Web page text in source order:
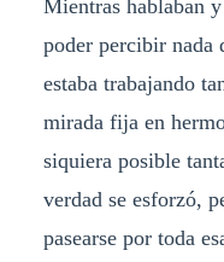
Mientras hablaban
poder percibir nada
estaba trabajando
mirada fija en
siquiera posible
verdad se esforzó,
pasearse por toda